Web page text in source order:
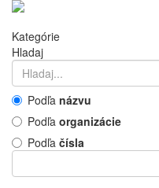
Kategórie
Hladaj
Podľa názvu
Podľa organizácie
Podľa čísla